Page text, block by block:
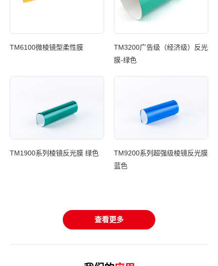
TM6100微棱镜型柔性膜
TM3200广告级（经济级）反光
膜-绿色
TM1900系列棱镜反光膜 绿色
TM9200系列超强级棱镜反光膜
蓝色
查看更多